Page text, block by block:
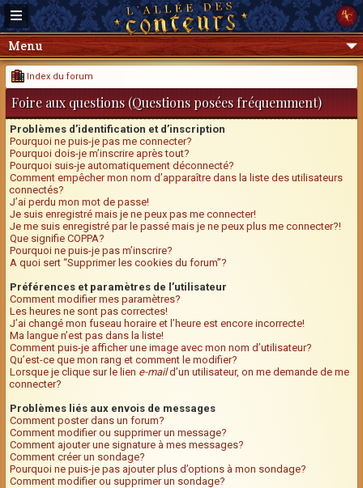
Menu
Index du forum
Foire aux questions (Questions posées fréquemment)
Problèmes d’identification et d’inscription
Pourquoi ne puis-je pas me connecter?
Pourquoi dois-je m’inscrire après tout?
Pourquoi suis-je automatiquement déconnecté?
Comment empêcher mon nom d’apparaître dans la liste des utilisateurs
connectés?
J’ai perdu mon mot de passe!
Je suis enregistré mais je ne peux pas me connecter!
Je me suis enregistré par le passé mais je ne peux plus me connecter?!
Que signifie COPPA?
Pourquoi ne puis-je pas m’inscrire?
A quoi sert “Supprimer les cookies du forum”?
Préférences et paramètres de l’utilisateur
Comment modifier mes paramètres?
Les heures ne sont pas correctes!
J’ai changé mon fuseau horaire et l’heure est encore incorrecte!
Ma langue n’est pas dans la liste!
Comment puis-je afficher une image avec mon nom d’utilisateur?
Qu’est-ce que mon rang et comment le modifier?
Lorsque je clique sur le lien e-maild’un utilisateur, on me demande de me
connecter?
Problèmes liés aux envois de messages
Comment poster dans un forum?
Comment modifier ou supprimer un message?
Comment ajouter une signature à mes messages?
Comment créer un sondage?
Pourquoi ne puis-je pas ajouter plus d’options à mon sondage?
Comment modifier ou supprimer un sondage?